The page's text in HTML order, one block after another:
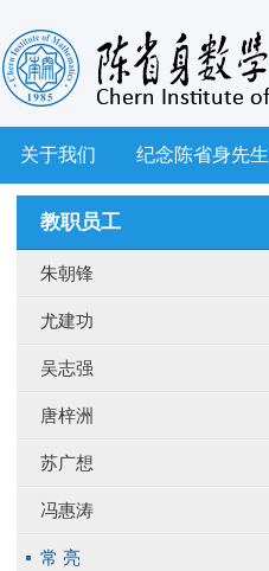
关于我们 纪念陈省身先生
教职员工
朱朝锋
尤建功
吴志强
唐梓洲
苏广想
冯惠涛
常 亮